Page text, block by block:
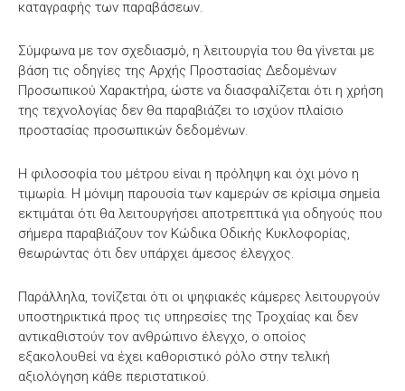
καταγραφής των παραβάσεων.
Σύμφωνα με τον σχεδιασμό, η λειτουργία του θα γίνεται με
βάση τις οδηγίες της Αρχής Προστασίας Δεδομένων
Προσωπικού Χαρακτήρα, ώστε να διασφαλίζεται ότι η χρήση
της τεχνολογίας δεν θα παραβιάζει το ισχύον πλαίσιο
προστασίας προσωπικών δεδομένων.
Η φιλοσοφία του μέτρου είναι η πρόληψη και όχι μόνο η
τιμωρία. Η μόνιμη παρουσία των καμερών σε κρίσιμα σημεία
εκτιμάται ότι θα λειτουργήσει αποτρεπτικά για οδηγούς που
σήμερα παραβιάζουν τον Κώδικα Οδικής Κυκλοφορίας,
θεωρώντας ότι δεν υπάρχει άμεσος έλεγχος.
Παράλληλα, τονίζεται ότι οι ψηφιακές κάμερες λειτουργούν
υποστηρικτικά προς τις υπηρεσίες της Τροχαίας και δεν
αντικαθιστούν τον ανθρώπινο έλεγχο, ο οποίος
εξακολουθεί να έχει καθοριστικό ρόλο στην τελική
αξιολόγηση κάθε περιστατικού.